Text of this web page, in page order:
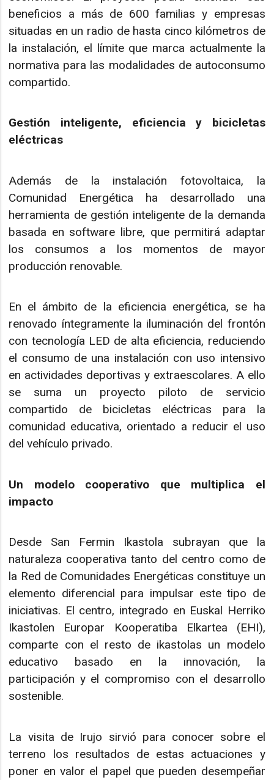
beneficios a más de 600 familias y empresas
situadas en un radio de hasta cinco kilómetros de
la instalación, el límite que marca actualmente la
normativa para las modalidades de autoconsumo
compartido.
Gestión inteligente, eficiencia y bicicletas
eléctricas
Además de la instalación fotovoltaica, la
Comunidad Energética ha desarrollado una
herramienta de gestión inteligente de la demanda
basada en software libre, que permitirá adaptar
los consumos a los momentos de mayor
producción renovable.
En el ámbito de la eficiencia energética, se ha
renovado íntegramente la iluminación del frontón
con tecnología LED de alta eficiencia, reduciendo
el consumo de una instalación con uso intensivo
en actividades deportivas y extraescolares. A ello
se suma un proyecto piloto de servicio
compartido de bicicletas eléctricas para la
comunidad educativa, orientado a reducir el uso
del vehículo privado.
Un modelo cooperativo que multiplica el
impacto
Desde San Fermin Ikastola subrayan que la
naturaleza cooperativa tanto del centro como de
la Red de Comunidades Energéticas constituye un
elemento diferencial para impulsar este tipo de
iniciativas. El centro, integrado en Euskal Herriko
Ikastolen Europar Kooperatiba Elkartea (EHI),
comparte con el resto de ikastolas un modelo
educativo basado en la innovación, la
participación y el compromiso con el desarrollo
sostenible.
La visita de Irujo sirvió para conocer sobre el
terreno los resultados de estas actuaciones y
poner en valor el papel que pueden desempeñar